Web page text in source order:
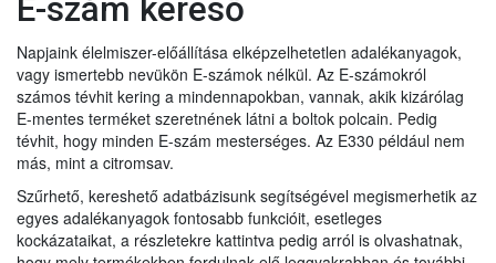
E-szám kereső
Napjaink élelmiszer-előállítása elképzelhetetlen adalékanyagok,
vagy ismertebb nevükön E-számok nélkül. Az E-számokról
számos tévhit kering a mindennapokban, vannak, akik kizárólag
E-mentes terméket szeretnének látni a boltok polcain. Pedig
tévhit, hogy minden E-szám mesterséges. Az E330 például nem
más, mint a citromsav.
Szűrhető, kereshető adatbázisunk segítségével megismerhetik az
egyes adalékanyagok fontosabb funkcióit, esetleges
kockázataikat, a részletekre kattintva pedig arról is olvashatnak,